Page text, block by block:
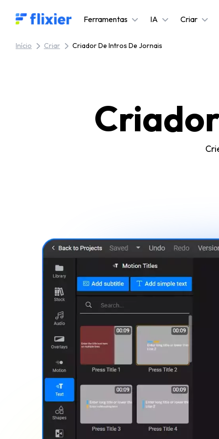
Flixier logo - Home Ferramentas IA Criar
Início Criar Criador De Intros De Jornais